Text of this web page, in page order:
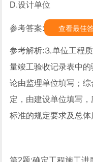
D.设计单位
参考答案: 查看最佳
参考解析:⒊单位工程
量竣工验收记录表中
论由监理单位填写；
定，由建设单位填写
标准的规定要求及总体
第2题:确定工程施工进